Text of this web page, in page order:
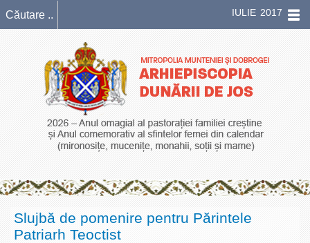
IULIE 2017
Slujbă de pomenire pentru Părintele
Patriarh Teoctist